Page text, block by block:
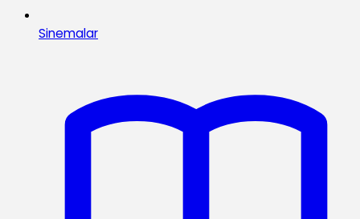
Sinemalar